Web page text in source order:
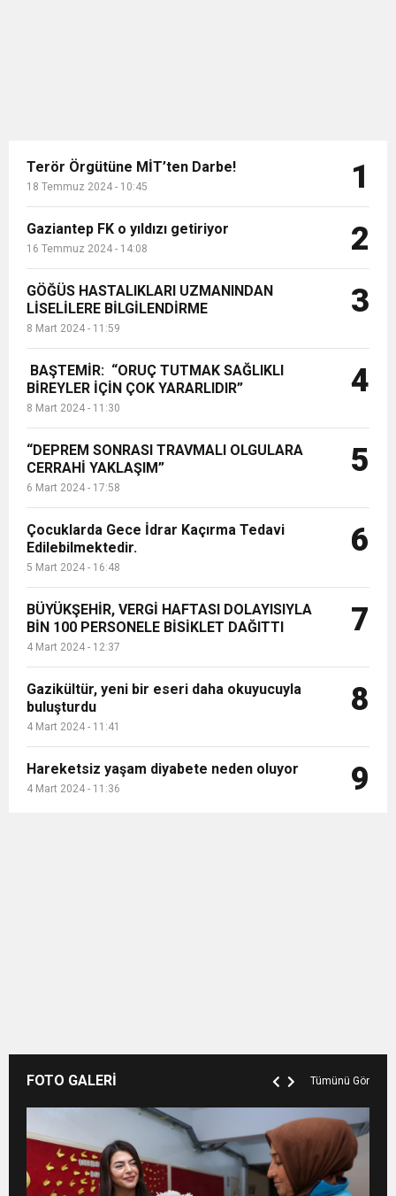
Terör Örgütüne MİT’ten Darbe!
18 Temmuz 2024 - 10:45 1
Gaziantep FK o yıldızı getiriyor
16 Temmuz 2024 - 14:08 2
GÖĞÜS HASTALIKLARI UZMANINDAN
LİSELİLERE BİLGİLENDİRME
8 Mart 2024 - 11:59
3
BAŞTEMİR: “ORUÇ TUTMAK SAĞLIKLI
BİREYLER İÇİN ÇOK YARARLIDIR”
8 Mart 2024 - 11:30
4
“DEPREM SONRASI TRAVMALI OLGULARA
CERRAHİ YAKLAŞIM”
6 Mart 2024 - 17:58
5
Çocuklarda Gece İdrar Kaçırma Tedavi
Edilebilmektedir.
5 Mart 2024 - 16:48
6
BÜYÜKŞEHİR, VERGİ HAFTASI DOLAYISIYLA
BİN 100 PERSONELE BİSİKLET DAĞITTI
4 Mart 2024 - 12:37
7
Gazikültür, yeni bir eseri daha okuyucuyla
buluşturdu
4 Mart 2024 - 11:41
8
Hareketsiz yaşam diyabete neden oluyor
4 Mart 2024 - 11:36 9
FOTO GALERİ Tümünü Gör